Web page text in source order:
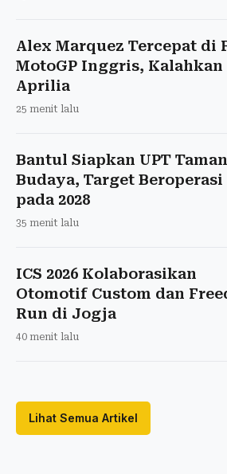
Alex Marquez Tercepat di
MotoGP Inggris, Kalahkan
Aprilia
25 menit lalu
Bantul Siapkan UPT Taman
Budaya, Target Beroperasi
pada 2028
35 menit lalu
ICS 2026 Kolaborasikan
Otomotif Custom dan
Run di Jogja
40 menit lalu
Lihat Semua Artikel